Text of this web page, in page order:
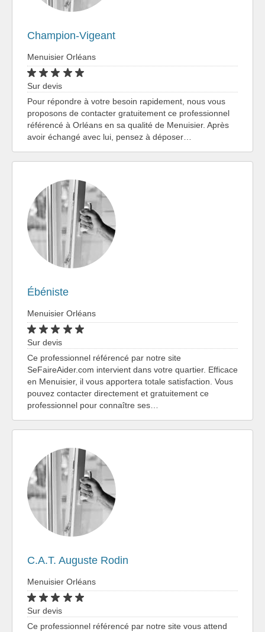
Champion-Vigeant
Menuisier Orléans
Sur devis
Pour répondre à votre besoin rapidement, nous vous
proposons de contacter gratuitement ce professionnel
référencé à Orléans en sa qualité de Menuisier. Après
avoir échangé avec lui, pensez à déposer…
Ébéniste
Menuisier Orléans
Sur devis
Ce professionnel référencé par notre site
SeFaireAider.com intervient dans votre quartier. Efficace
en Menuisier, il vous apportera totale satisfaction. Vous
pouvez contacter directement et gratuitement ce
professionnel pour connaître ses…
C.A.T. Auguste Rodin
Menuisier Orléans
Sur devis
Ce professionnel référencé par notre site vous attend